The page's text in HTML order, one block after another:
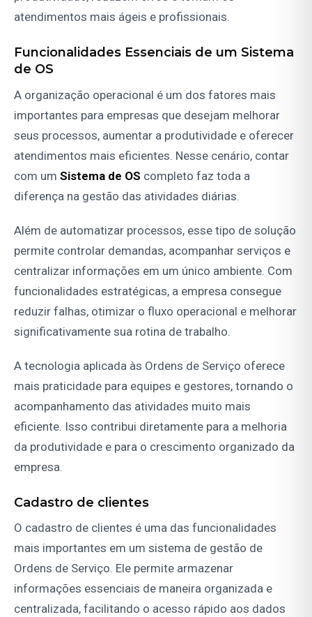
atendimentos mais ágeis e profissionais.
Funcionalidades Essenciais de um Sistema
de OS
A organização operacional é um dos fatores mais
importantes para empresas que desejam melhorar
seus processos, aumentar a produtividade e oferecer
atendimentos mais eficientes. Nesse cenário, contar
com um Sistema de OS completo faz toda a
diferença na gestão das atividades diárias.
Além de automatizar processos, esse tipo de solução
permite controlar demandas, acompanhar serviços e
centralizar informações em um único ambiente. Com
funcionalidades estratégicas, a empresa consegue
reduzir falhas, otimizar o fluxo operacional e melhorar
significativamente sua rotina de trabalho.
A tecnologia aplicada às Ordens de Serviço oferece
mais praticidade para equipes e gestores, tornando o
acompanhamento das atividades muito mais
eficiente. Isso contribui diretamente para a melhoria
da produtividade e para o crescimento organizado da
empresa.
Cadastro de clientes
O cadastro de clientes é uma das funcionalidades
mais importantes em um sistema de gestão de
Ordens de Serviço. Ele permite armazenar
informações essenciais de maneira organizada e
centralizada, facilitando o acesso rápido aos dados